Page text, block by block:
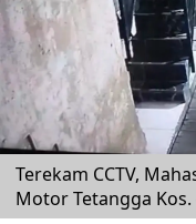
Terekam CCTV,
Motor Tetangga Kos.